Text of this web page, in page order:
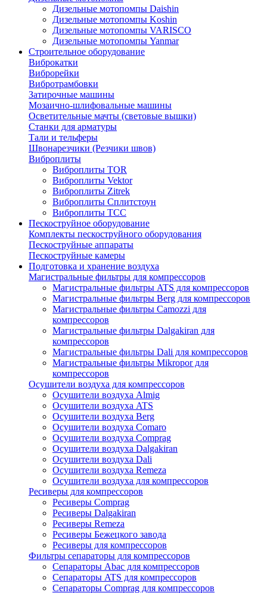
Дизельные мотопомпы Daishin
Дизельные мотопомпы Koshin
Дизельные мотопомпы VARISCO
Дизельные мотопомпы Yanmar
Строительное оборудование
Виброкатки
Виброрейки
Вибротрамбовки
Затирочные машины
Мозаично-шлифовальные машины
Осветительные мачты (световые вышки)
Станки для арматуры
Тали и тельферы
Швонарезчики (Резчики швов)
Виброплиты
Виброплиты TOR
Виброплиты Vektor
Виброплиты Zitrek
Виброплиты Сплитстоун
Виброплиты ТСС
Пескоструйное оборудование
Комплекты пескоструйного оборудования
Пескоструйные аппараты
Пескоструйные камеры
Подготовка и хранение воздуха
Магистральные фильтры для компрессоров
Магистральные фильтры ATS для компрессоров
Магистральные фильтры Berg для компрессоров
Магистральные фильтры Camozzi для
компрессоров
Магистральные фильтры Dalgakiran для
компрессоров
Магистральные фильтры Dali для компрессоров
Магистральные фильтры Mikropor для
компрессоров
Осушители воздуха для компрессоров
Осушители воздуха Almig
Осушители воздуха ATS
Осушители воздуха Berg
Осушители воздуха Comaro
Осушители воздуха Comprag
Осушители воздуха Dalgakiran
Осушители воздуха Dali
Осушители воздуха Remeza
Осушители воздуха для компрессоров
Ресиверы для компрессоров
Ресиверы Comprag
Ресиверы Dalgakiran
Ресиверы Remeza
Ресиверы Бежецкого завода
Ресиверы для компрессоров
Фильтры сепараторы для компрессоров
Сепараторы Abac для компрессоров
Сепараторы ATS для компрессоров
Сепараторы Comprag для компрессоров